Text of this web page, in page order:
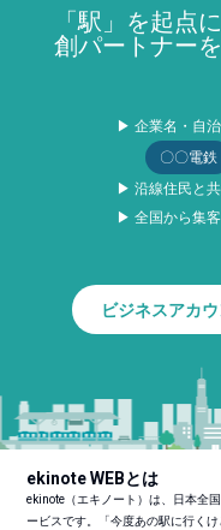
「駅」を起点
創パートナー
▶ 企業名・自
〇〇電鉄
▶ 沿線住民と
▶ 全国から集
ビジネスアカ
ekinote WEBとは
ekinote（エキノート）は、日本全
ービスです。「今度あの駅に行く